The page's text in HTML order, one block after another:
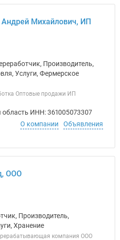
Михайлович, ИП
Производитель,
Услуги, Фермерское
Оптовые продажи ИП
ИНН: 361005073307
О компании
Объявления
ООО
Производитель,
Хранение
компания ООО